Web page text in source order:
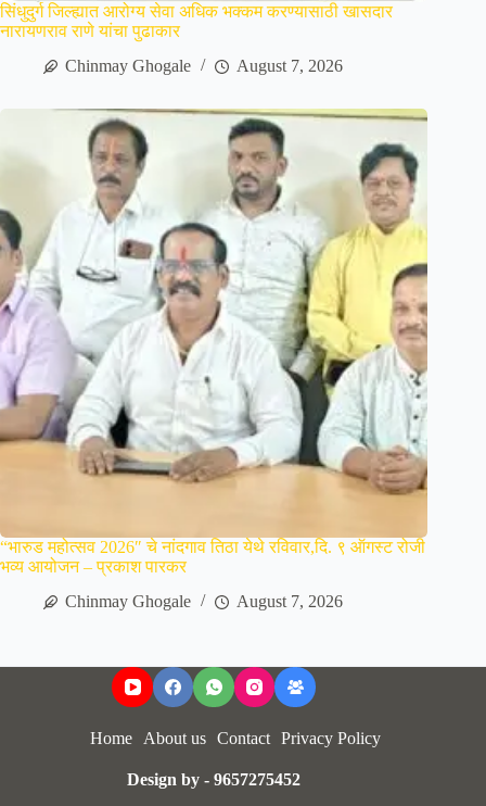
सिंधुदुर्ग जिल्ह्यात आरोग्य सेवा अधिक भक्कम करण्यासाठी खासदार
नारायणराव राणे यांचा पुढाकार
Chinmay Ghogale
August 7, 2026
“भारुड महोत्सव 2026″ चे नांदगाव तिठा येथे रविवार,दि. ९ ऑगस्ट रोजी
भव्य आयोजन – प्रकाश पारकर
Chinmay Ghogale
August 7, 2026
Home About us Contact Privacy Policy
Design by - 9657275452